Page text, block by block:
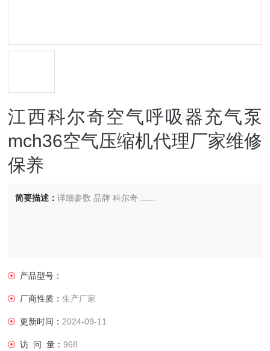
江西科尔奇空气呼吸器充气泵
mch36空气压缩机代理厂家维修
保养
简要描述：详细参数 品牌 科尔奇 ......
产品型号：
厂商性质：生产厂家
更新时间： 2024-09-11
访 问 量：968